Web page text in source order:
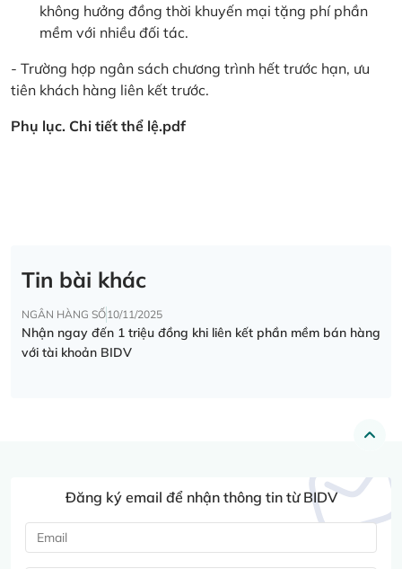
không hưởng đồng thời khuyến mại tặng phí phần
mềm với nhiều đối tác.
- Trường hợp ngân sách chương trình hết trước hạn, ưu
tiên khách hàng liên kết trước.
Phụ lục. Chi tiết thể lệ.pdf
Tin bài khác
NGÂN HÀNG SỐ10/11/2025
Nhận ngay đến 1 triệu đồng khi liên kết phần mềm bán hàng
với tài khoản BIDV
Đăng ký email để nhận thông tin từ BIDV